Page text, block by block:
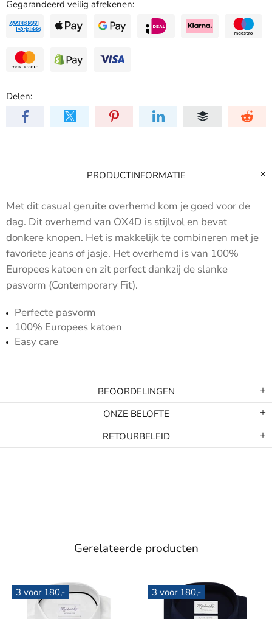
Gegarandeerd veilig afrekenen:
Delen:
PRODUCTINFORMATIE
Met dit casual geruite overhemd kom je goed voor de
dag. Dit overhemd van OX4D is stijlvol en bevat
donkere knopen. Het is makkelijk te combineren met je
favoriete jeans of jasje. Het overhemd is van 100%
Europees katoen en zit perfect dankzij de slanke
pasvorm (Contemporary Fit).
Perfecte pasvorm
100% Europees katoen
Easy care
BEOORDELINGEN
ONZE BELOFTE
RETOURBELEID
Gerelateerde producten
3 voor 180,- 3 voor 180,-